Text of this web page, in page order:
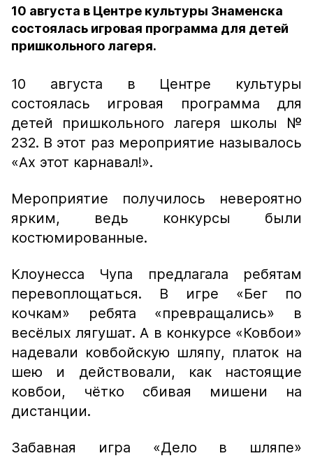
10 августа в Центре культуры Знаменска
состоялась игровая программа для детей
пришкольного лагеря.
10 августа в Центре культуры
состоялась игровая программа для
детей пришкольного лагеря школы №
232. В этот раз мероприятие называлось
«Ах этот карнавал!».
Мероприятие получилось невероятно
ярким, ведь конкурсы были
костюмированные.
Клоунесса Чупа предлагала ребятам
перевоплощаться. В игре «Бег по
кочкам» ребята «превращались» в
весёлых лягушат. А в конкурсе «Ковбои»
надевали ковбойскую шляпу, платок на
шею и действовали, как настоящие
ковбои, чётко сбивая мишени на
дистанции.
Забавная игра «Дело в шляпе»